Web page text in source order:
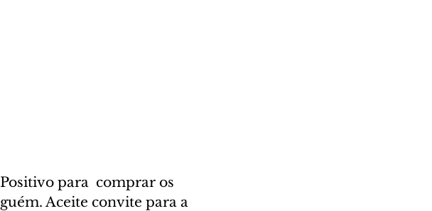
para  comprar os
Aceite convite para a